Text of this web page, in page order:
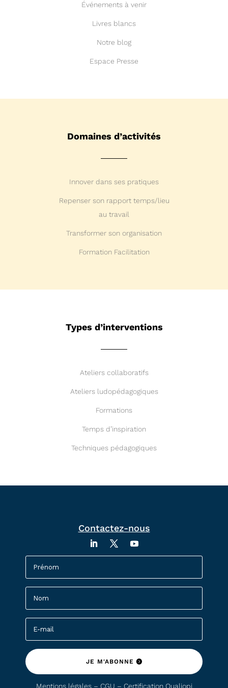
Événements à venir
Livres blancs
Notre blog
Espace Presse
Domaines d’activités
Innover dans ses pratiques
Repenser son rapport temps/lieu
au travail
Transformer son organisation
Formation Facilitation
Types d’interventions
Ateliers collaboratifs
Ateliers ludopédagogiques
Formations
Temps d’inspiration
Techniques pédagogiques
Contactez-nous
JE M'ABONNE
Mentions légales – CGU – Certification Qualiopi